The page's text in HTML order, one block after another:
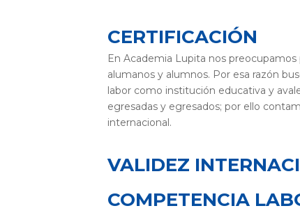
CERTIFICACIÓN
En Academia Lupita nos
alumanos y alumnos. Por esa razón
labor como institución educativa y
egresadas y egresados; por ello
internacional.
VALIDEZ
COMPETENCIA